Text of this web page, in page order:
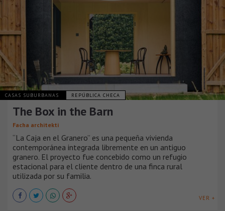
CASAS SUBURBANAS REPÚBLICA CHECA
The Box in the Barn
Facha architekti
“La Caja en el Granero” es una pequeña vivienda
contemporánea integrada libremente en un antiguo
granero. El proyecto fue concebido como un refugio
estacional para el cliente dentro de una finca rural
utilizada por su familia.
VER +